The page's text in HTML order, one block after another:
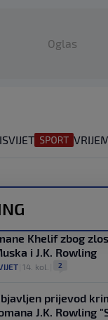
Oglas
SVIJET
Khelif zbog
i J.K. Rowling
14. kol. 2
prijevod
J.K. Rowling